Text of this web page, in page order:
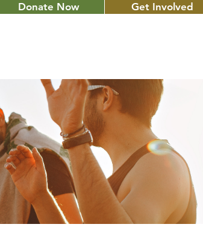
Donate Now Get Involved